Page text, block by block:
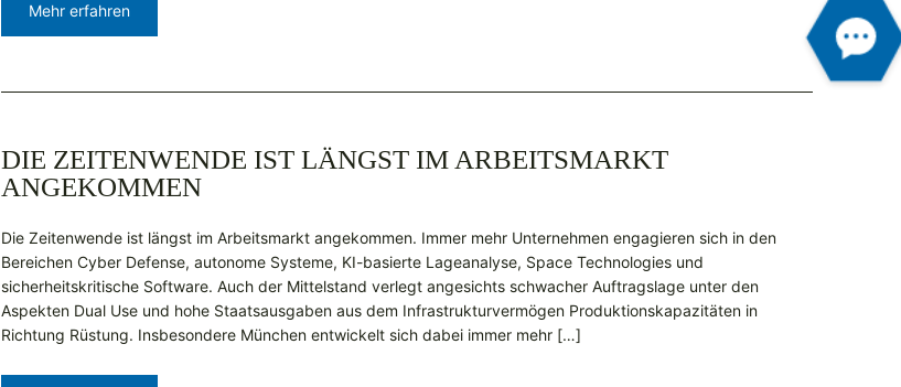
Mehr erfahren
DIE ZEITENWENDE IST LÄNGST IM ARBEITSMARKT
ANGEKOMMEN
Die Zeitenwende ist längst im Arbeitsmarkt angekommen. Immer mehr Unternehmen engagieren sich in den
Bereichen Cyber Defense, autonome Systeme, KI-basierte Lageanalyse, Space Technologies und
sicherheitskritische Software. Auch der Mittelstand verlegt angesichts schwacher Auftragslage unter den
Aspekten Dual Use und hohe Staatsausgaben aus dem Infrastrukturvermögen Produktionskapazitäten in
Richtung Rüstung. Insbesondere München entwickelt sich dabei immer mehr […]